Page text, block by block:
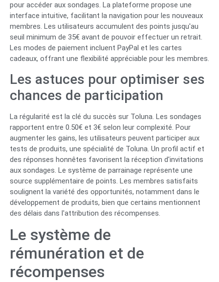
pour accéder aux sondages. La plateforme propose une
interface intuitive, facilitant la navigation pour les nouveaux
membres. Les utilisateurs accumulent des points jusqu'au
seuil minimum de 35€ avant de pouvoir effectuer un retrait.
Les modes de paiement incluent PayPal et les cartes
cadeaux, offrant une flexibilité appréciable pour les membres.
Les astuces pour optimiser ses
chances de participation
La régularité est la clé du succès sur Toluna. Les sondages
rapportent entre 0.50€ et 3€ selon leur complexité. Pour
augmenter les gains, les utilisateurs peuvent participer aux
tests de produits, une spécialité de Toluna. Un profil actif et
des réponses honnêtes favorisent la réception d'invitations
aux sondages. Le système de parrainage représente une
source supplémentaire de points. Les membres satisfaits
soulignent la variété des opportunités, notamment dans le
développement de produits, bien que certains mentionnent
des délais dans l'attribution des récompenses.
Le système de
rémunération et de
récompenses